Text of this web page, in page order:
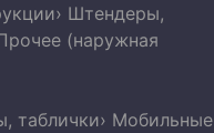
› Штендеры,
(наружная
таблички› Мобильные